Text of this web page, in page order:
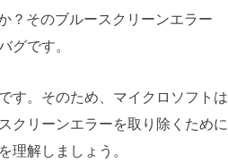
？そのブルースクリーンエラー
グです。
す。そのため、マイクロソフトは
クリーンエラーを取り除くために
解しましょう。